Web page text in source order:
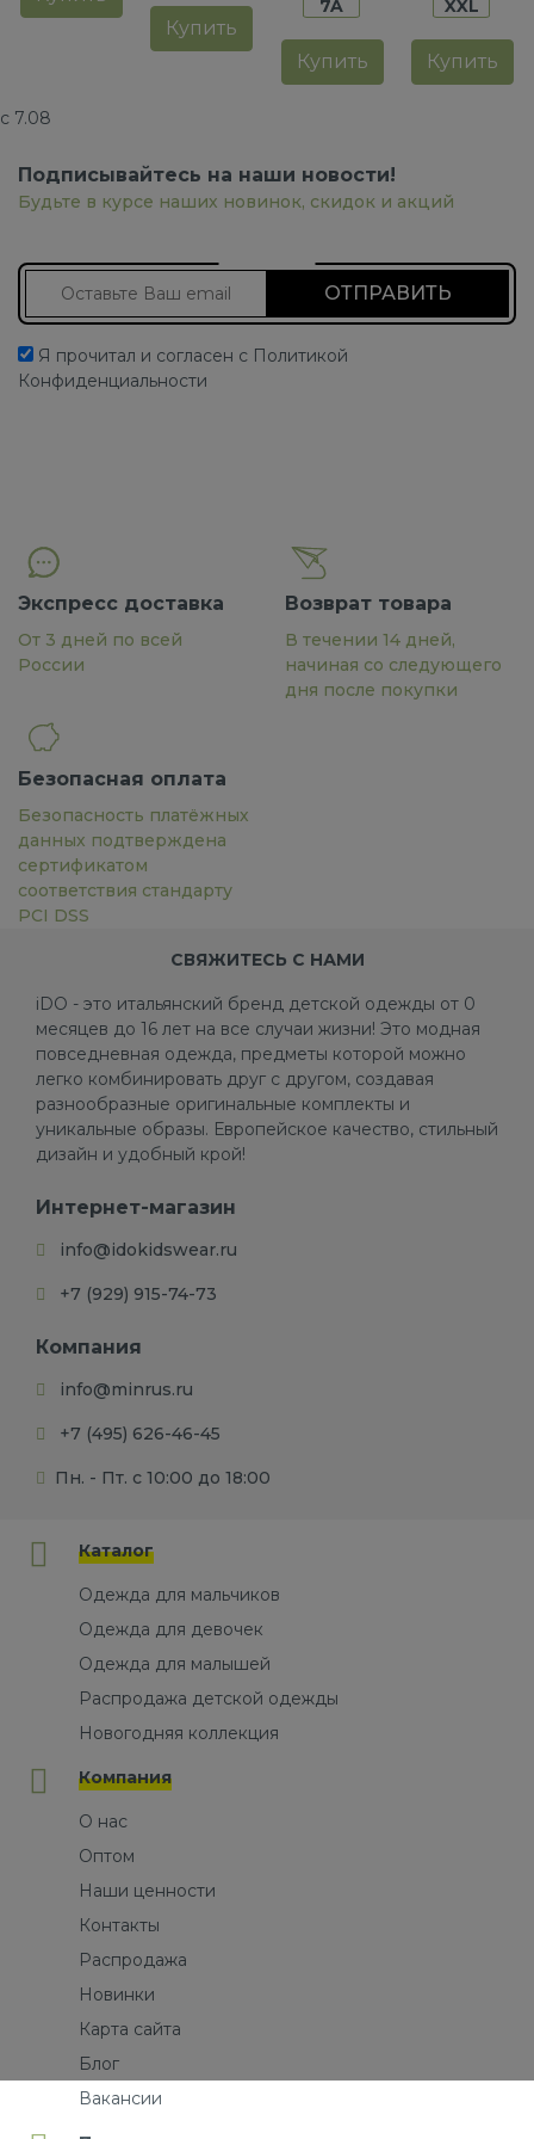
Купить
7A
Купить
XXL
Купить
с 7.08
Подписывайтесь на наши новости!
Будьте в курсе наших новинок, скидок и акций
Я прочитал и согласен с Политикой
Конфиденциальности
Экспресс доставка
От 3 дней по всей
России
Возврат товара
В течении 14 дней,
начиная со следующего
дня после покупки
Безопасная оплата
Безопасность платёжных
данных подтверждена
сертификатом
соответствия стандарту
PCI DSS
СВЯЖИТЕСЬ С НАМИ
iDO - это итальянский бренд детской одежды от 0
месяцев до 16 лет на все случаи жизни! Это модная
повседневная одежда, предметы которой можно
легко комбинировать друг с другом, создавая
разнообразные оригинальные комплекты и
уникальные образы. Европейское качество, стильный
дизайн и удобный крой!
Интернет-магазин
info@idokidswear.ru
+7 (929) 915-74-73
Компания
info@minrus.ru
+7 (495) 626-46-45
Пн. - Пт. с 10:00 до 18:00
Каталог
Одежда для мальчиков
Одежда для девочек
Одежда для малышей
Распродажа детской одежды
Новогодняя коллекция
Компания
О нас
Оптом
Наши ценности
Контакты
Распродажа
Новинки
Карта сайта
Блог
Вакансии